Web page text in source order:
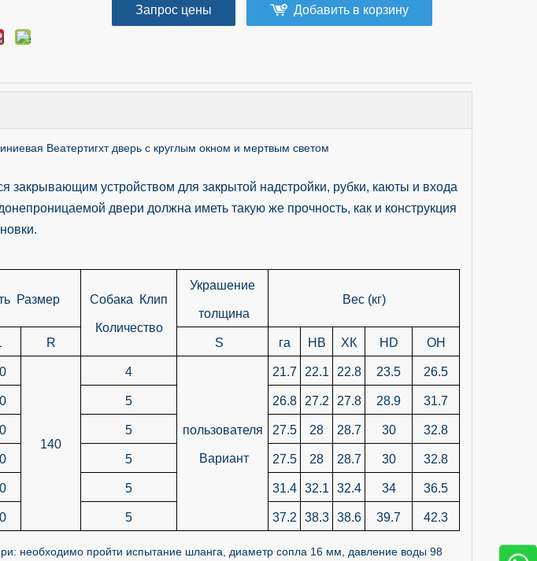
Запрос цены Добавить в корзину
Веатертигхт дверь с круглым окном и мертвым светом
закрывающим устройством для закрытой надстройки, рубки, каюты и входа
двери должна иметь такую ​​же прочность, как и конструкция
Размер Собака Клип
Количество
Украшение
толщина
Вес (кг)
R S га НВ ХК HD ОН
140
4
пользователя
Вариант
21.7 22.1 22.8 23.5 26.5
5 26.8 27.2 27.8 28.9 31.7
5 27.5 28 28.7 30 32.8
5 27.5 28 28.7 30 32.8
5 31.4 32.1 32.4 34 36.5
5 37.2 38.3 38.6 39.7 42.3
необходимо пройти испытание шланга, диаметр сопла 16 мм, давление воды 98